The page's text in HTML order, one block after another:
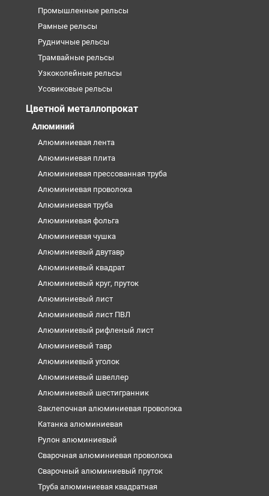
Промышленные рельсы
Рамные рельсы
Рудничные рельсы
Трамвайные рельсы
Узкоколейные рельсы
Усовиковые рельсы
Цветной металлопрокат
Алюминий
Алюминиевая лента
Алюминиевая плита
Алюминиевая прессованная труба
Алюминиевая проволока
Алюминиевая труба
Алюминиевая фольга
Алюминиевая чушка
Алюминиевый двутавр
Алюминиевый квадрат
Алюминиевый круг, пруток
Алюминиевый лист
Алюминиевый лист ПВЛ
Алюминиевый рифленый лист
Алюминиевый тавр
Алюминиевый уголок
Алюминиевый швеллер
Алюминиевый шестигранник
Заклепочная алюминиевая проволока
Катанка алюминиевая
Рулон алюминиевый
Сварочная алюминиевая проволока
Сварочный алюминиевый пруток
Труба алюминиевая квадратная